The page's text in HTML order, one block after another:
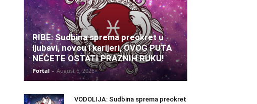
RIBE: Sudbina sprema preokret u
ljubavi, novcu i karijeri, OVOG PUTA
NEĆETE OSTATI PRAZNIH RUKU!
Portal - August 6, 2026
VODOLIJA: Sudbina sprema preokret